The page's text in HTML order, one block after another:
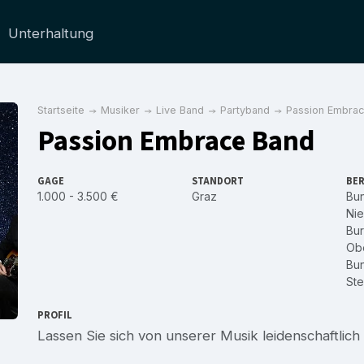
Unterhaltung
Startseite Musiker Live Band Partyband Passion
Passion Embrace Band
GAGE
1.000 - 3.500 €
STANDORT
Graz
PROFIL
Lassen Sie sich von unserer Musik leidenschaftlich